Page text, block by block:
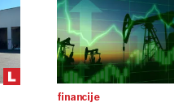
financije